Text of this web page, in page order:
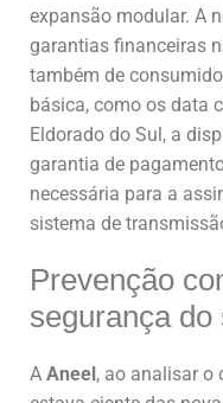
expansão modular. A
garantias financeiras
também de
básica, como os data
Eldorado do Sul, a
garantia de
necessária para a
sistema de
Prevenção
segurança do
A Aneel , ao analisar o